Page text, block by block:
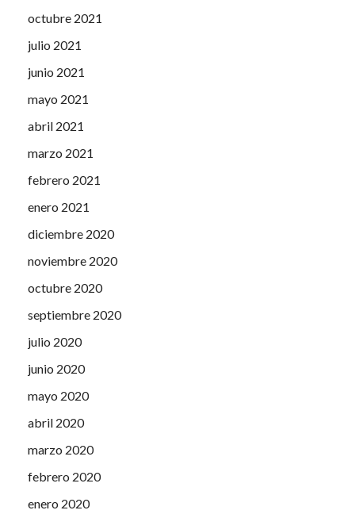
octubre 2021
julio 2021
junio 2021
mayo 2021
abril 2021
marzo 2021
febrero 2021
enero 2021
diciembre 2020
noviembre 2020
octubre 2020
septiembre 2020
julio 2020
junio 2020
mayo 2020
abril 2020
marzo 2020
febrero 2020
enero 2020